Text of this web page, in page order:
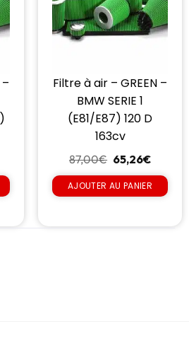
Filtre à air – GREEN –
BMW SERIE 1
(E81/E87) 120 D
163cv
87,00€ 65,26€
AJOUTER AU PANIER